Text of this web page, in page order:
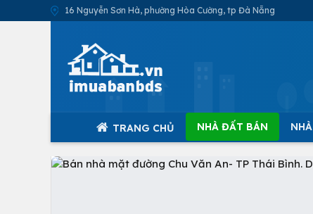
16 Nguyễn Sơn Hà, phường Hòa Cường, tp Đà Nẵng
TRANG CHỦ NHÀ ĐẤT BÁN